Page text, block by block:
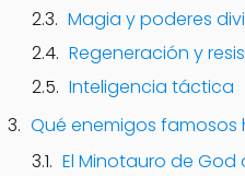
Magia y poderes
Regeneración y
Inteligencia táctica
Qué enemigos
El Minotauro de God